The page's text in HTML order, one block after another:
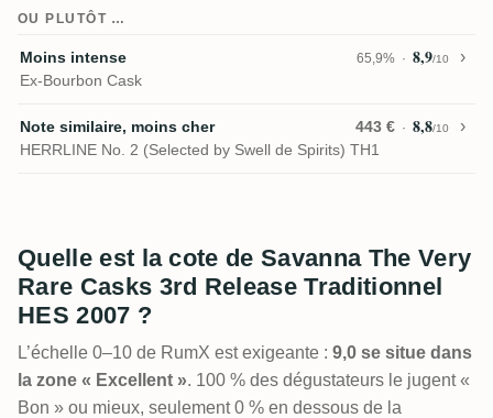
OU PLUTÔT …
Moins intense 65,9% 8,9/10
Ex-Bourbon Cask
Note similaire, moins cher 443 € 8,8/10
HERRLINE No. 2 (Selected by Swell de Spirits) TH1
Quelle est la cote de Savanna The Very
Rare Casks 3rd Release Traditionnel
HES 2007 ?
L’échelle 0–10 de RumX est exigeante : 9,0 se situe dans
la zone « Excellent ». 100 % des dégustateurs le jugent «
Bon » ou mieux, seulement 0 % en dessous de la